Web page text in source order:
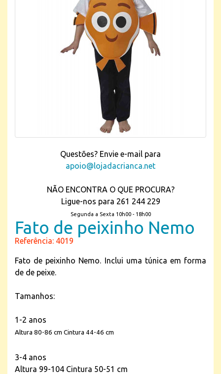
Questões? Envie e-mail para
apoio@lojadacrianca.net
NÃO ENCONTRA O QUE PROCURA?
Ligue-nos para 261 244 229
Segunda a Sexta 10h00 - 18h00
Fato de peixinho Nemo
Referência: 4019
Fato de peixinho Nemo. Inclui uma túnica em forma
de de peixe.
Tamanhos:
1-2 anos
Altura 80-86 cm Cintura 44-46 cm
3-4 anos
Altura 99-104 Cintura 50-51 cm